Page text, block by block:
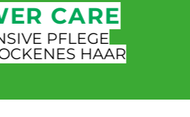
CARE
PFLEGE
HAAR